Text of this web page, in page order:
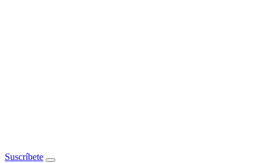
Suscríbete